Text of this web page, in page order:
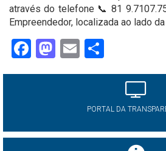
através do telefone 📞 81
Empreendedor, localizada ao lado
Facebook
Mastodon
Email
PORTAL DA